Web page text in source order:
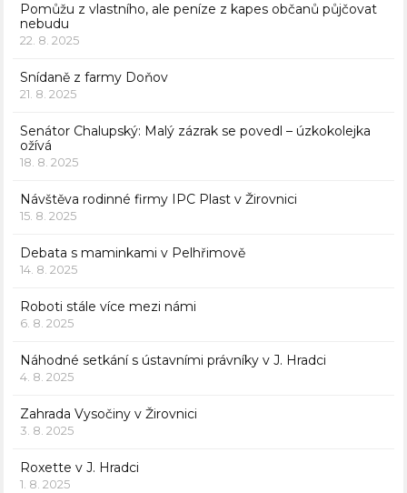
Pomůžu z vlastního, ale peníze z kapes občanů půjčovat
nebudu
22. 8. 2025
Snídaně z farmy Doňov
21. 8. 2025
Senátor Chalupský: Malý zázrak se povedl – úzkokolejka
ožívá
18. 8. 2025
Návštěva rodinné firmy IPC Plast v Žirovnici
15. 8. 2025
Debata s maminkami v Pelhřimově
14. 8. 2025
Roboti stále více mezi námi
6. 8. 2025
Náhodné setkání s ústavními právníky v J. Hradci
4. 8. 2025
Zahrada Vysočiny v Žirovnici
3. 8. 2025
Roxette v J. Hradci
1. 8. 2025